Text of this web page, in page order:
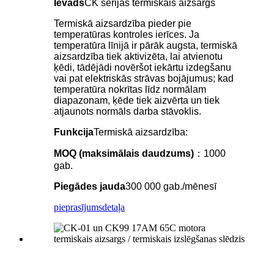
IevadsCK sērijas termiskais aizsargs
Termiskā aizsardzība pieder pie
temperatūras kontroles ierīces. Ja
temperatūra līnijā ir pārāk augsta, termiskā
aizsardzība tiek aktivizēta, lai atvienotu
ķēdi, tādējādi novēršot iekārtu izdegšanu
vai pat elektriskās strāvas bojājumus; kad
temperatūra nokrītas līdz normālam
diapazonam, ķēde tiek aizvērta un tiek
atjaunots normāls darba stāvoklis.
FunkcijaTermiskā aizsardzība:
MOQ (maksimālais daudzums) ：1000
gab.
Piegādes jauda300 000 gab./mēnesī
pieprasījumsdetaļa